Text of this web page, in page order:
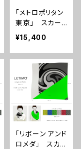
「メトロポリタン
東京」 スカー
フ ■配送まで
3週間
¥15,400
「リボーン アンド
ロメダ」 スカー